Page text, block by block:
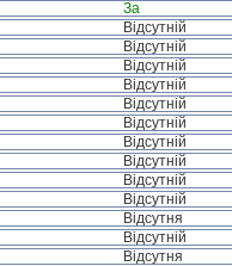
За
Відсутній
Відсутній
Відсутній
Відсутній
Відсутній
Відсутній
Відсутній
Відсутній
Відсутній
Відсутній
Відсутня
Відсутній
Відсутня